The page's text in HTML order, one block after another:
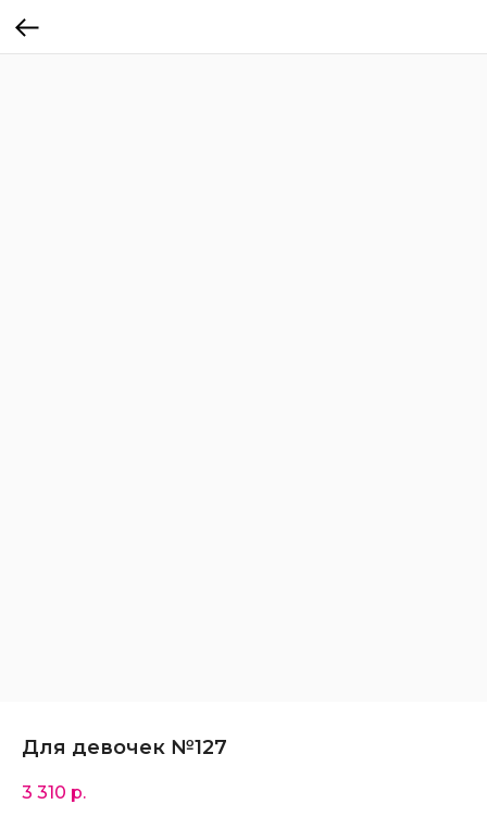
Для девочек №127
3 310 р.